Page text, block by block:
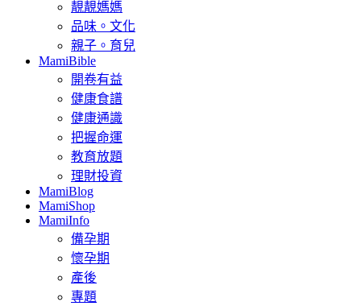
靚靚媽媽
品味。文化
親子。育兒
MamiBible
開卷有益
健康食譜
健康通識
把握命運
教育放題
理財投資
MamiBlog
MamiShop
MamiInfo
備孕期
懷孕期
產後
專題